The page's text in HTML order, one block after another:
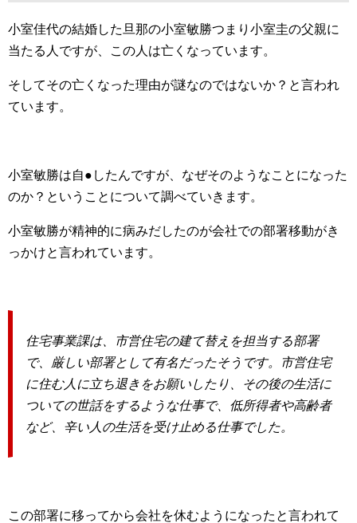
小室佳代の結婚した旦那の小室敏勝つまり小室圭の父親に
当たる人ですが、この人は亡くなっています。
そしてその亡くなった理由が謎なのではないか？と言われ
ています。
小室敏勝は自●したんですが、なぜそのようなことになった
のか？ということについて調べていきます。
小室敏勝が精神的に病みだしたのが会社での部署移動がき
っかけと言われています。
住宅事業課は、市営住宅の建て替えを担当する部署
で、厳しい部署として有名だったそうです。市営住宅
に住む人に立ち退きをお願いしたり、その後の生活に
ついての世話をするような仕事で、低所得者や高齢者
など、辛い人の生活を受け止める仕事でした。
この部署に移ってから会社を休むようになったと言われて